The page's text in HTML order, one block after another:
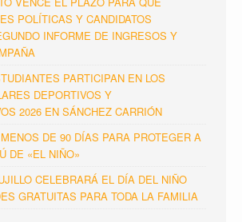
POLÍTICAS Y CANDIDATOS
INFORME DE INGRESOS Y
PARTICIPAN EN LOS
DEPORTIVOS Y
2026 EN SÁNCHEZ CARRIÓN
DE 90 DÍAS PARA PROTEGER A
DE «EL NIÑO»
CELEBRARÁ EL DÍA DEL NIÑO
GRATUITAS PARA TODA LA FAMILIA